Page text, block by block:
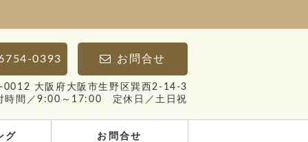
0393 お問合せ
0012 大阪府大阪市生野区巽西2-14-3
時間／9:00～17:00 定休日／土日祝
グ お問合せ